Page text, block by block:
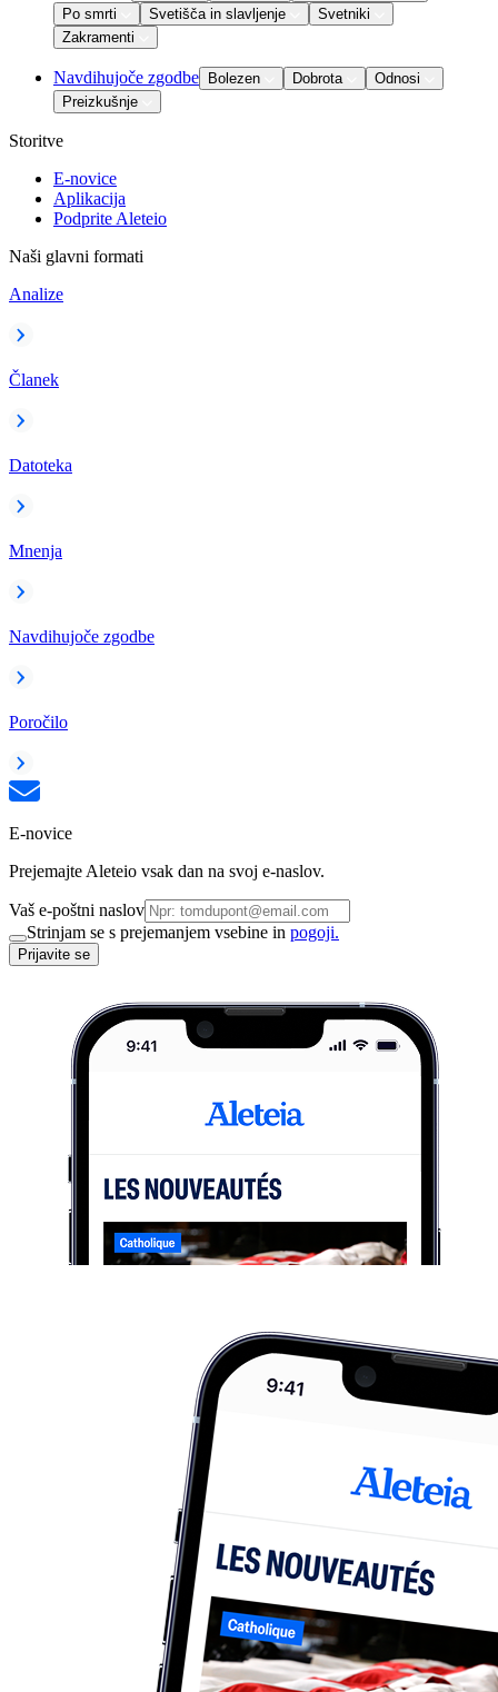
Po smrti
Svetišča in slavljenje
Svetniki
Zakramenti
Navdihujoče zgodbe Bolezen Dobrota
Odnosi
Preizkušnje
Storitve
E-novice
Aplikacija
Podprite Aleteio
Naši glavni formati
Analize
Članek
Datoteka
Mnenja
Navdihujoče zgodbe
Poročilo
E-novice
Prejemajte Aleteio vsak dan na svoj e-naslov.
Vaš e-poštni naslov
Strinjam se s prejemanjem vsebine in pogoji.
Prijavite se